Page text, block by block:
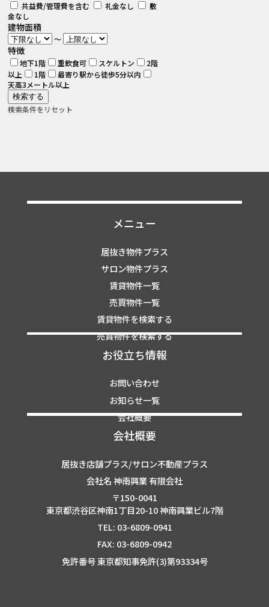
共益費/管理費を含む
礼金なし
敷
金なし
建物面積
～
特徴
地下1階 重飲食可 スケルトン
2階
以上
1階
最寄り駅から徒歩5分以内
天高3メートル以上
検索条件をリセット
メニュー
居抜き物件プラス
サロン物件プラス
賃貸物件一覧
売買物件一覧
賃貸物件を検索する
売買物件を検索する
お役立ち情報
お問い合わせ
お知らせ一覧
会社概要
会社概要
居抜き店舗プラス/サロン不動産プラス
会社名 神南興業 有限会社
〒150-0041
東京都渋谷区神南1丁目20-10 神南興業ビル7階
TEL: 03-6809-0941
FAX: 03-6809-0942
免許番号 東京都知事免許(3)第93334号